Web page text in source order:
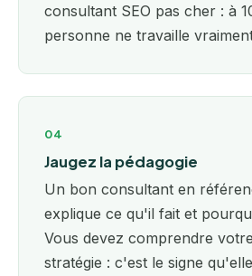
consultant SEO pas cher : à
personne ne travaille
04
Jaugez la pédagogie
Un bon consultant en
explique ce qu'il fait et
Vous devez comprendre
stratégie : c'est le signe